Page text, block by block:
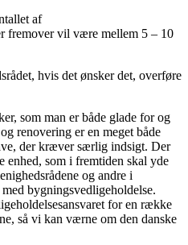
af
fremover vil være mellem 5 – 10
hvis det ønsker det, overføre
som man er både glade for og
renovering er en meget både
der kræver særlig indsigt. Der
enhed, som i fremtiden skal yde
og andre i
bygningsvedligeholdelse.
for en række
så vi kan værne om den danske